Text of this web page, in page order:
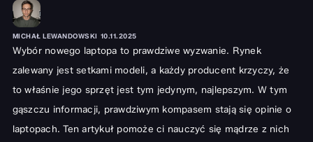
MICHAŁ LEWANDOWSKI 10.11.2025
Wybór nowego laptopa to prawdziwe wyzwanie. Rynek
zalewany jest setkami modeli, a każdy producent krzyczy, że
to właśnie jego sprzęt jest tym jedynym, najlepszym. W tym
gąszczu informacji, prawdziwym kompasem stają się opinie o
laptopach. Ten artykuł pomoże ci nauczyć się mądrze z nich